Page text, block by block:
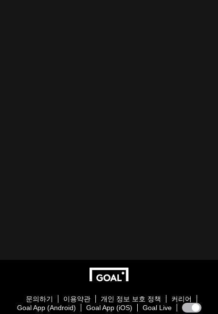
문의하기 이용약관 개인 정보 보호 정책
커리어
Goal App (Android)
Goal App (iOS) Goal Live